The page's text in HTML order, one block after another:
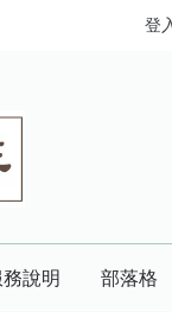
登
務說明 部落格